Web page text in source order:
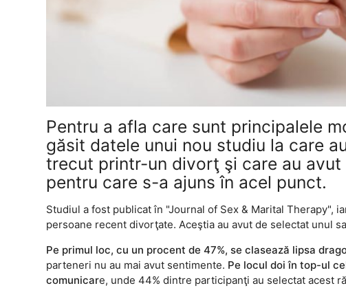
Pentru a afla care sunt principalele
găsit datele unui nou studiu la care
trecut printr-un divorţ şi care au avut
pentru care s-a ajuns în acel punct.
Studiul a fost publicat în "Journal of Sex & Marital Therapy",
persoane recent divorţate. Aceştia au avut de selectat unul
Pe primul loc, cu un procent de 47%, se clasează lipsa
parteneri nu au mai avut sentimente. Pe locul doi în top-ul
comunicare, unde 44% dintre participanţi au selectat acest